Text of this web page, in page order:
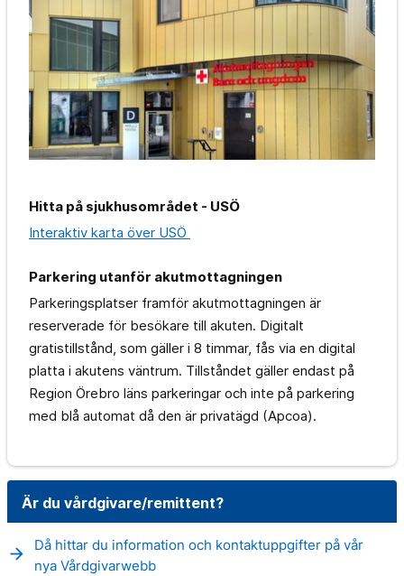
Hitta på sjukhusområdet - USÖ
Interaktiv karta över USÖ
Parkering utanför akutmottagningen
Parkeringsplatser framför akutmottagningen är
reserverade för besökare till akuten. Digitalt
gratistillstånd, som gäller i 8 timmar, fås via en digital
platta i akutens väntrum. Tillståndet gäller endast på
Region Örebro läns parkeringar och inte på parkering
med blå automat då den är privatägd (Apcoa).
Är du vårdgivare/remittent?
arrow_forward
Då hittar du information och kontaktuppgifter på vår
nya Vårdgivarwebb